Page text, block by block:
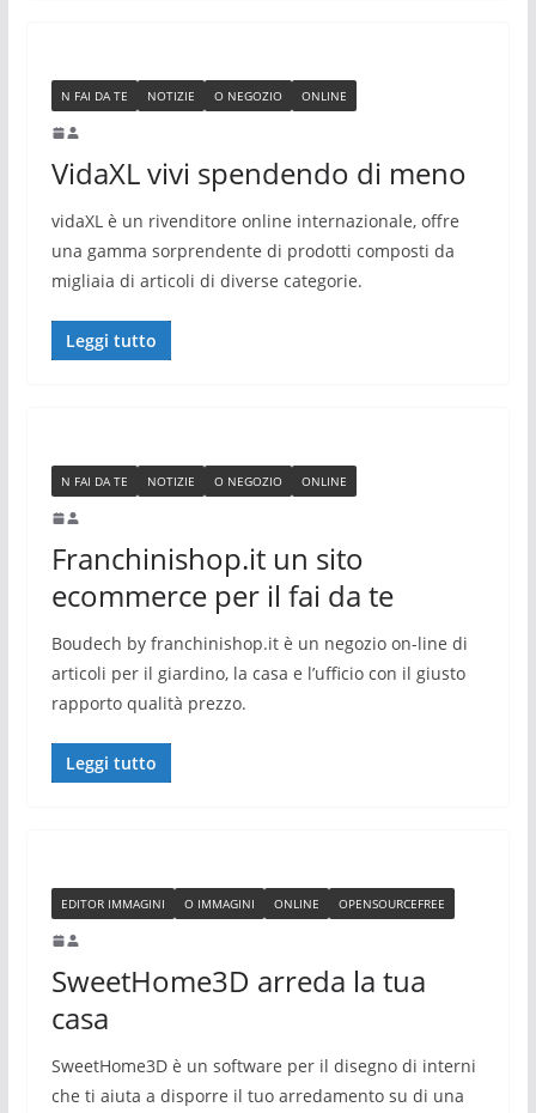
N FAI DA TE NOTIZIE O NEGOZIO ONLINE
VidaXL vivi spendendo di meno
vidaXL è un rivenditore online internazionale, offre
una gamma sorprendente di prodotti composti da
migliaia di articoli di diverse categorie.
Leggi tutto
N FAI DA TE NOTIZIE O NEGOZIO ONLINE
Franchinishop.it un sito
ecommerce per il fai da te
Boudech by franchinishop.it è un negozio on-line di
articoli per il giardino, la casa e l’ufficio con il giusto
rapporto qualità prezzo.
Leggi tutto
EDITOR IMMAGINI O IMMAGINI ONLINE OPENSOURCEFREE
SweetHome3D arreda la tua
casa
SweetHome3D è un software per il disegno di interni
che ti aiuta a disporre il tuo arredamento su di una